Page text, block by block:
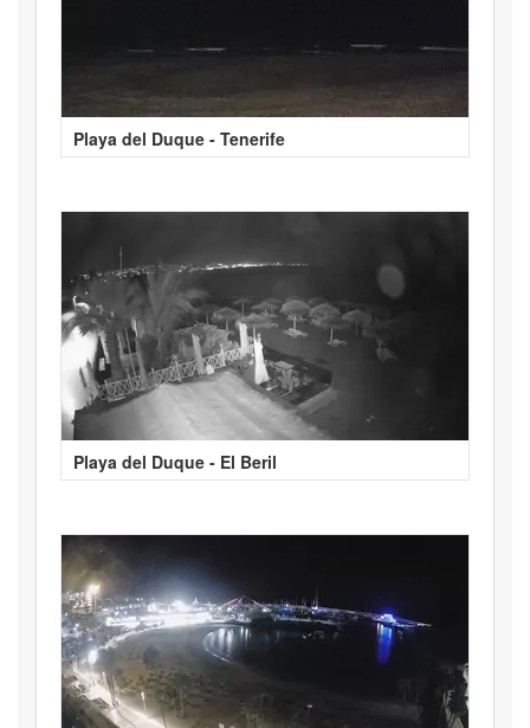
Playa del Duque - Tenerife
Playa del Duque - El Beril